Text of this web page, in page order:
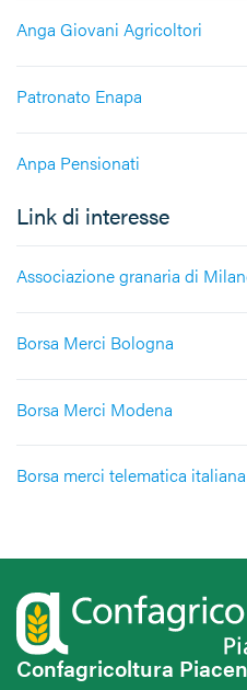
Anga Giovani Agricoltori
Patronato Enapa
Anpa Pensionati
Link di interesse
Associazione granaria di
Borsa Merci Bologna
Borsa Merci Modena
Borsa merci telematica italiana
Confagricoltura